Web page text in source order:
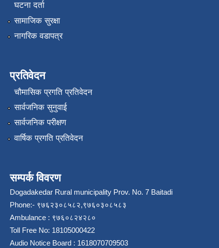
घटना दर्ता
सामाजिक सुरक्षा
नागरिक वडापत्र
प्रतिवेदन
चौमासिक प्रगति प्रतिवेदन
सार्वजनिक सुनुवाई
सार्वजनिक परीक्षण
वार्षिक प्रगति प्रतिवेदन
सम्पर्क विवरण
Dogadakedar Rural municipality Prov. No. 7 Baitadi
Phone:- ९७६२३०८५८२,९७६०३०८५८३
Ambulance : ९७६०८२४२८०
Toll Free No: 18105000422
Audio Notice Board : 1618070709503